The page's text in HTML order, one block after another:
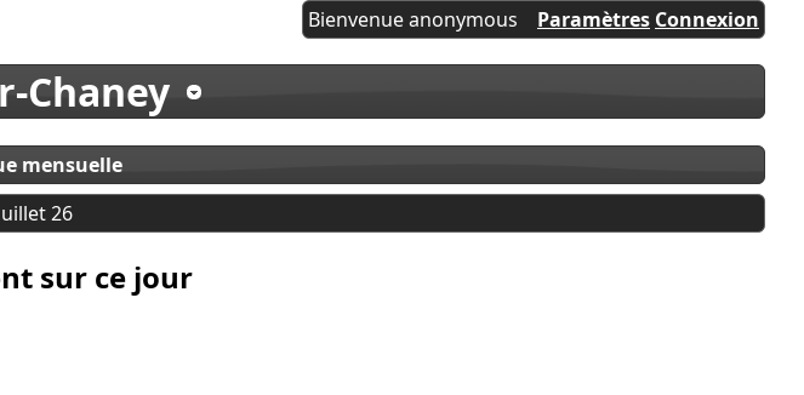
Bienvenue anonymous Paramètres Connexion
Chaney
mensuelle
26
sur ce jour